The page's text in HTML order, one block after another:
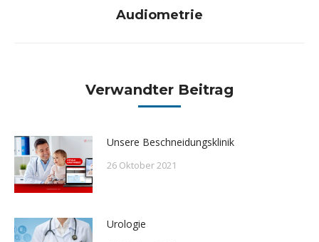
Nächster
Audiometrie
Verwandter Beitrag
Unsere Beschneidungsklinik
26 Oktober 2021
Urologie